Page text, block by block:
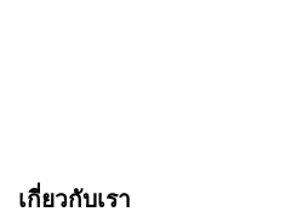
เกี่ยวกับเรา